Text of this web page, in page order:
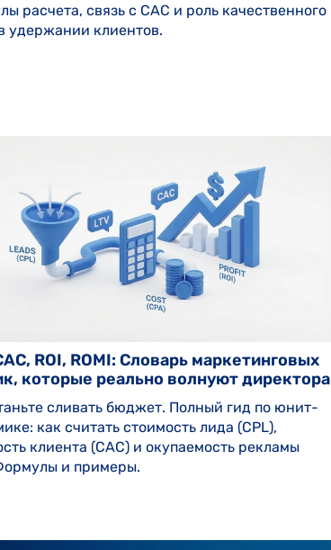
расчета, связь с CAC и роль качественного
удержании клиентов.
ROI, ROMI: Словарь маркетинговых
которые реально волнуют директора
сливать бюджет. Полный гид по юнит-
как считать стоимость лида (CPL),
клиента (CAC) и окупаемость рекламы
и примеры.